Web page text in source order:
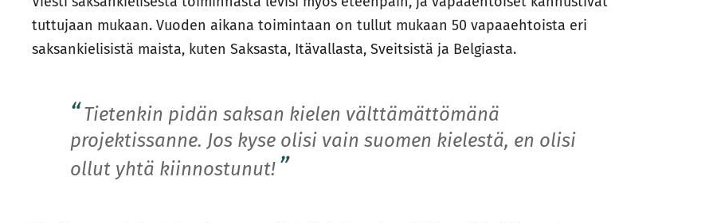
tuttujaan mukaan. Vuoden aikana toimintaan on tullut mukaan 50 vapaaehtoista eri
saksankielisistä maista, kuten Saksasta, Itävallasta, Sveitsistä ja Belgiasta.
Tietenkin pidän saksan kielen välttämättömänä
projektissanne. Jos kyse olisi vain suomen kielestä, en olisi
ollut yhtä kiinnostunut!